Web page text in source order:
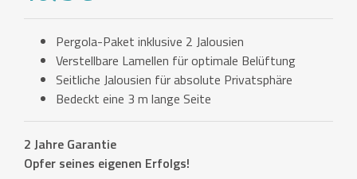
Pergola-Paket inklusive 2 Jalousien
Verstellbare Lamellen für optimale Belüftung
Seitliche Jalousien für absolute Privatsphäre
Bedeckt eine 3 m lange Seite
2 Jahre Garantie
Opfer seines eigenen Erfolgs!